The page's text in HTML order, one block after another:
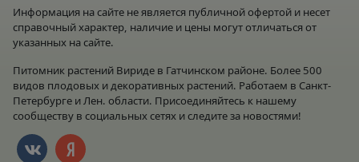
Информация на сайте не является публичной офертой и несет
справочный характер, наличие и цены могут отличаться от
указанных на сайте.
Питомник растений Вириде в Гатчинском районе. Более 500
видов плодовых и декоративных растений. Работаем в Санкт-
Петербурге и Лен. области. Присоединяйтесь к нашему
сообществу в социальных сетях и следите за новостями!